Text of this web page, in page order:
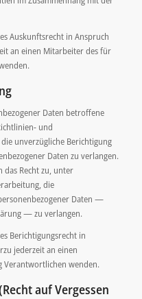
Auskunftsrecht in Anspruch
an einen Mitarbeiter des für
Daten betroffene
und
unverzügliche Berichtigung
Daten zu verlangen.
Recht zu, unter
die
Daten —
— zu verlangen.
Berichtigungsrecht in
jederzeit an einen
wenden.
auf Vergessen